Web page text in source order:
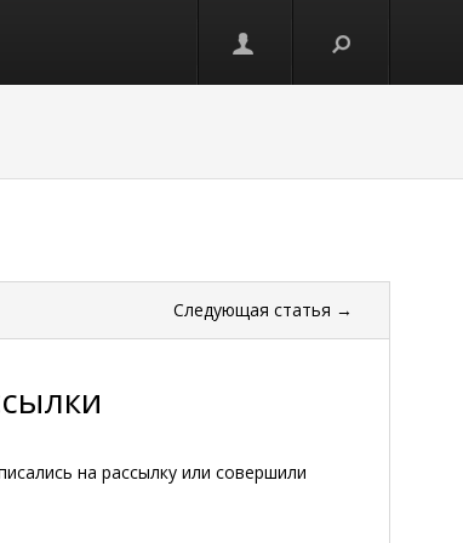
Следующая статья →
на рассылку или совершили